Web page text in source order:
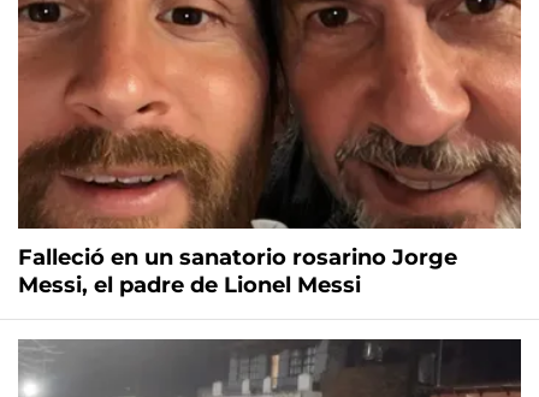
Falleció en un sanatorio rosarino Jorge
Messi, el padre de Lionel Messi